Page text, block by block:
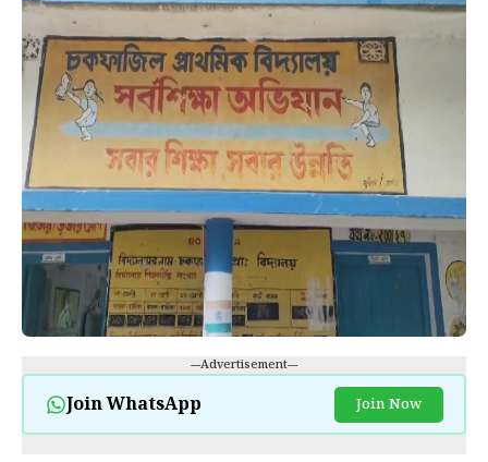
---Advertisement---
Join WhatsApp Join Now